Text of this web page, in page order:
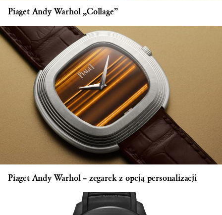
Piaget Andy Warhol „Collage”
Piaget Andy Warhol – zegarek z opcją personalizacji